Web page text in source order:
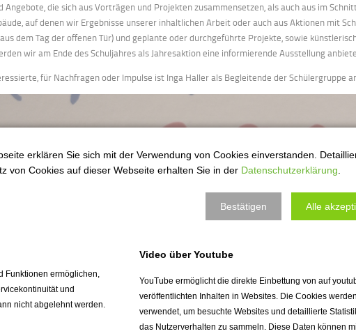
Angebote, die sich aus Vorträgen und Projekten zusammensetzen, als auch aus im
auf denen wir Ergebnisse unserer inhaltlichen Arbeit oder auch aus Aktionen mit
dem Tag der offenen Tür) und geplante oder durchgeführte Projekte, sowie
wir am Ende des Schuljahres als Jahresaktion eine informierende Ausstellung
für Nachfragen oder Impulse ist Inga Haller als Begleitende der Schülergruppe
erklären Sie sich mit der Verwendung von Cookies einverstanden.
von Cookies auf dieser Webseite erhalten Sie in der Datenschutzerklärung
Bestätigen Alle
Funktionen ermöglichen,
und
nicht abgelehnt werden.
Video über Youtube
YouTube ermöglicht die direkte Einbettung von auf
veröffentlichten Inhalten in Websites. Die Cookies werden
verwendet, um besuchte Websites und detaillierte
das Nutzerverhalten zu sammeln. Diese Daten können